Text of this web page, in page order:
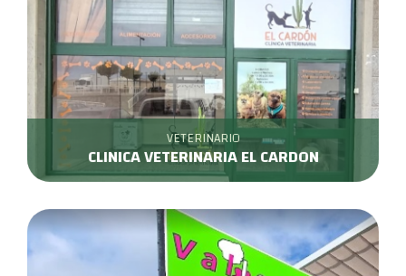
VETERINARIO
CLINICA VETERINARIA EL CARDON